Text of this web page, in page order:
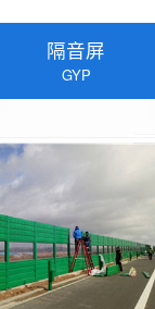
隔音屏
GYP